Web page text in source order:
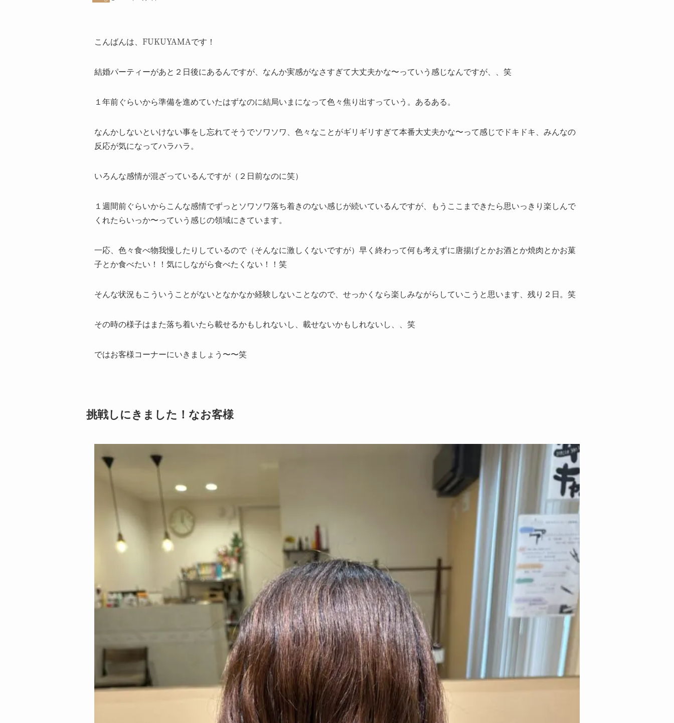
こんばんは、FUKUYAMAです！
結婚パーティーがあと２日後にあるんですが、なんか実感がなさすぎて大丈夫かな〜っていう感じなんですが、、笑
１年前ぐらいから準備を進めていたはずなのに結局いまになって色々焦り出すっていう。あるある。
なんかしないといけない事をし忘れてそうでソワソワ、色々なことがギリギリすぎて本番大丈夫かな〜って感じでドキドキ、みんなの
反応が気になってハラハラ。
いろんな感情が混ざっているんですが（２日前なのに笑）
１週間前ぐらいからこんな感情でずっとソワソワ落ち着きのない感じが続いているんですが、もうここまできたら思いっきり楽しんで
くれたらいっか〜っていう感じの領域にきています。
一応、色々食べ物我慢したりしているので（そんなに激しくないですが）早く終わって何も考えずに唐揚げとかお酒とか焼肉とかお菓
子とか食べたい！！気にしながら食べたくない！！笑
そんな状況もこういうことがないとなかなか経験しないことなので、せっかくなら楽しみながらしていこうと思います、残り２日。笑
その時の様子はまた落ち着いたら載せるかもしれないし、載せないかもしれないし、、笑
ではお客様コーナーにいきましょう〜〜笑
挑戦しにきました！なお客様